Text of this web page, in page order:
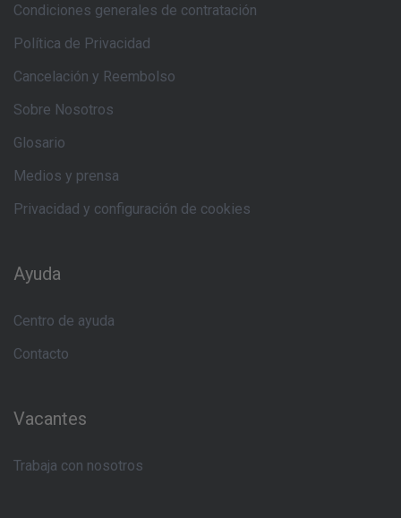
Condiciones generales de contratación
Política de Privacidad
Cancelación y Reembolso
Sobre Nosotros
Glosario
Medios y prensa
Privacidad y configuración de cookies
Ayuda
Centro de ayuda
Contacto
Vacantes
Trabaja con nosotros